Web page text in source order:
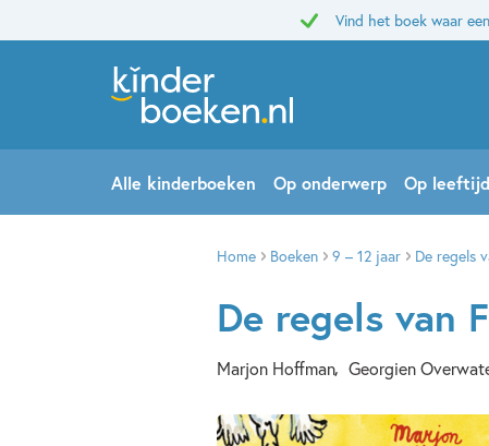
Vind het boek waar
Alle kinderboeken Op onderwerp Op leeftijd
Home Boeken 9 – 12 jaar De regels
De regels van
Marjon Hoffman Georgien